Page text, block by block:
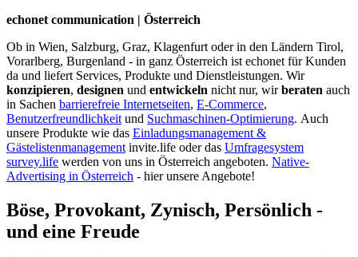
echonet communication | Österreich
Ob in Wien, Salzburg, Graz, Klagenfurt oder in den Ländern Tirol,
Vorarlberg, Burgenland - in ganz Österreich ist echonet für Kunden
da und liefert Services, Produkte und Dienstleistungen. Wir
konzipieren, designen und entwickeln nicht nur, wirberaten auch
in Sachen barrierefreie Internetseiten, E-Commerce,
Benutzerfreundlichkeit und Suchmaschinen-Optimierung. Auch
unsere Produkte wie das Einladungsmanagement &
Gästelistenmanagement invite.life oder das Umfragesystem
survey.life werden von uns in Österreich angeboten. Native-
Advertising in Österreich - hier unsere Angebote!
Böse, Provokant, Zynisch, Persönlich -
und eine Freude